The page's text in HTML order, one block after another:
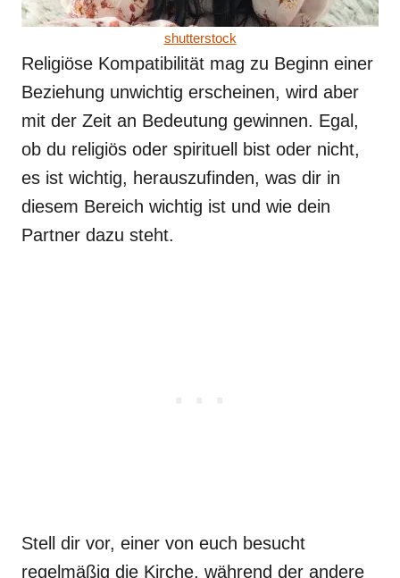
shutterstock
Religiöse Kompatibilität mag zu Beginn einer
Beziehung unwichtig erscheinen, wird aber
mit der Zeit an Bedeutung gewinnen. Egal,
ob du religiös oder spirituell bist oder nicht,
es ist wichtig, herauszufinden, was dir in
diesem Bereich wichtig ist und wie dein
Partner dazu steht.
Stell dir vor, einer von euch besucht
regelmäßig die Kirche, während der andere